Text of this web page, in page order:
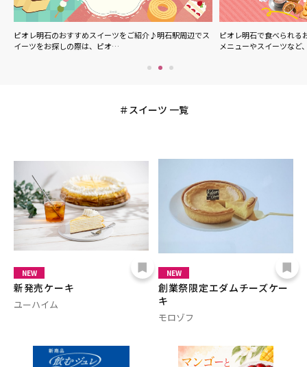
ピオレ明石のおすすめスイーツをご紹介♪明石駅周辺でス
イーツをお探しの際は、ピオ…
ピオレ明石で食べられる
メニューやスイーツなど
スイーツ 一覧
NEW
新発売ケーキ
ユーハイム
NEW
創業祭限定エダムチーズケー
キ
モロゾフ